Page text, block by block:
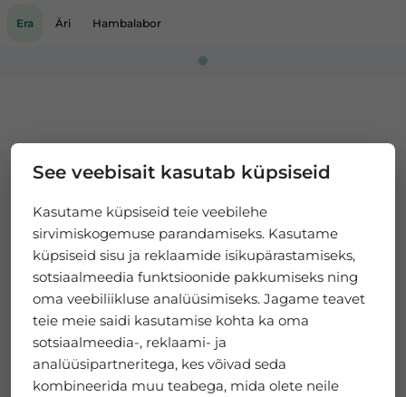
See veebisait kasutab küpsiseid
Kasutame küpsiseid teie veebilehe
sirvimiskogemuse parandamiseks. Kasutame
küpsiseid sisu ja reklaamide isikupärastamiseks,
sotsiaalmeedia funktsioonide pakkumiseks ning
oma veebiliikluse analüüsimiseks. Jagame teavet
teie meie saidi kasutamise kohta ka oma
sotsiaalmeedia-, reklaami- ja
analüüsipartneritega, kes võivad seda
kombineerida muu teabega, mida olete neile
Era Äri Hambalabor
Loading...